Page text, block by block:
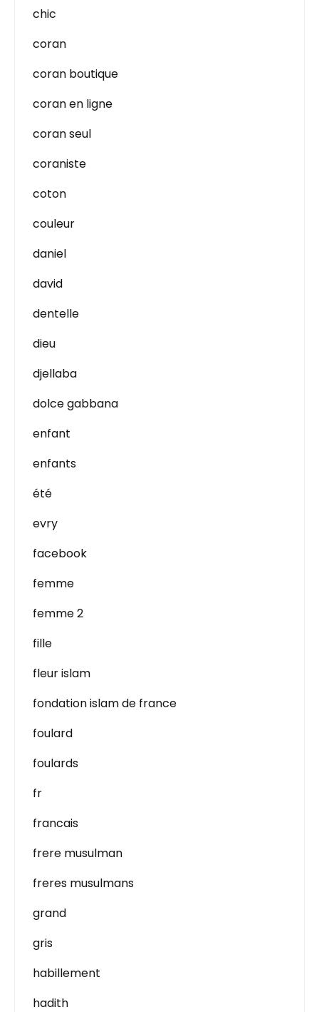
chic
coran
coran boutique
coran en ligne
coran seul
coraniste
coton
couleur
daniel
david
dentelle
dieu
djellaba
dolce gabbana
enfant
enfants
été
evry
facebook
femme
femme 2
fille
fleur islam
fondation islam de france
foulard
foulards
fr
francais
frere musulman
freres musulmans
grand
gris
habillement
hadith